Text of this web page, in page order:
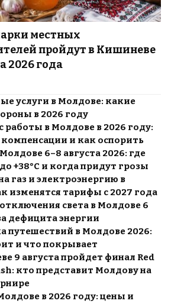
местных
пройдут в Кишиневе
2026 года
услуги в Молдове: какие
в 2026 году
работы в Молдове в 2026 году:
и как оспорить
6–8 августа 2026: где
+38°C и когда придут грозы
газ и электроэнергию в
изменятся тарифы с 2027 года
света в Молдове 6
дефицита энергии
путешествий в Молдове 2026:
и что покрывает
9 августа пройдет финал Red
кто представит Молдову на
в 2026 году: цены и